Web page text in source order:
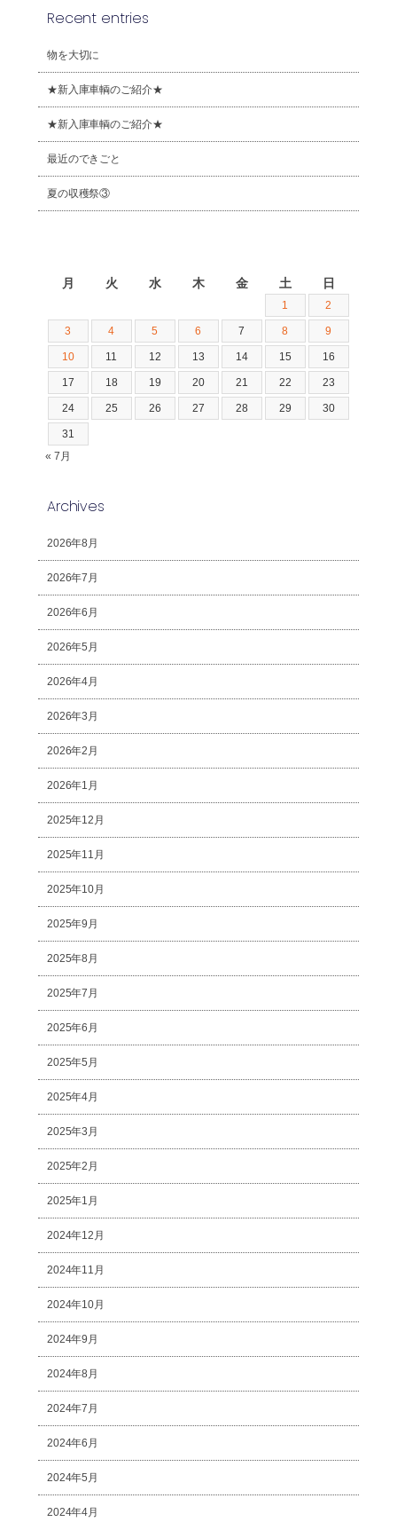
Recent entries
物を大切に
★新入庫車輌のご紹介★
★新入庫車輌のご紹介★
最近のできごと
夏の収穫祭③
月 火 水 木 金 土 日
1 2
3 4 5 6 7 8 9
10 11 12 13 14 15 16
17 18 19 20 21 22 23
24 25 26 27 28 29 30
31
« 7月
Archives
2026年8月
2026年7月
2026年6月
2026年5月
2026年4月
2026年3月
2026年2月
2026年1月
2025年12月
2025年11月
2025年10月
2025年9月
2025年8月
2025年7月
2025年6月
2025年5月
2025年4月
2025年3月
2025年2月
2025年1月
2024年12月
2024年11月
2024年10月
2024年9月
2024年8月
2024年7月
2024年6月
2024年5月
2024年4月